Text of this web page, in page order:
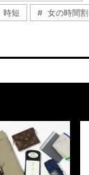
時短 女の時間割